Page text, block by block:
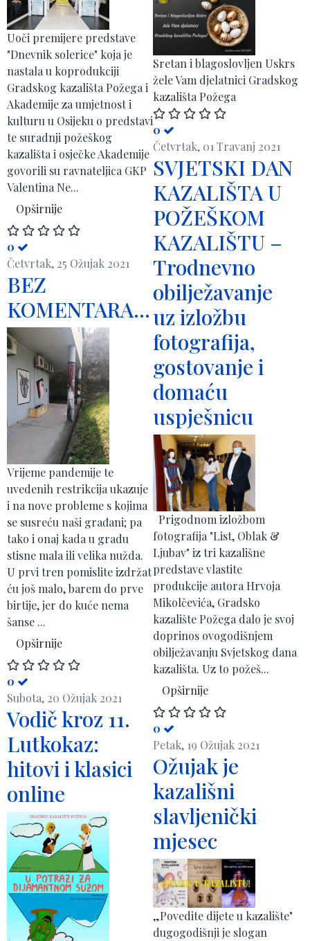
Uoči premijere predstave
"Dnevnik solerice" koja je
nastala u koprodukciji
Gradskog kazališta Požega i
Akademije za umjetnost i
kulturu u Osijeku o predstavi
te suradnji požeškog
kazališta i osječke Akademije
govorili su ravnateljica GKP
Valentina Ne...
Opširnije
0
Sretan i blagoslovljen Uskrs
žele Vam djelatnici Gradskog
kazališta Požega
0
Četvrtak, 01 Travanj 2021
SVJETSKI DAN
KAZALIŠTA U
POŽEŠKOM
KAZALIŠTU –
Trodnevno
obilježavanje
uz izložbu
fotografija,
gostovanje i
domaću
uspješnicu
Prigodnom izložbom
fotografija "List, Oblak &
Ljubav" iz tri kazališne
predstave vlastite
produkcije autora Hrvoja
Mikolčevića, Gradsko
kazalište Požega dalo je svoj
doprinos ovogodišnjem
obilježavanju Svjetskog dana
kazališta. Uz to požeš...
Opširnije
0
Četvrtak, 25 Ožujak 2021
BEZ
KOMENTARA...
Vrijeme pandemije te
uvedenih restrikcija ukazuje
i na nove probleme s kojima
se susreću naši građani; pa
tako i onaj kada u gradu
stisne mala ili velika nužda.
U prvi tren pomislite izdržat
ću još malo, barem do prve
birtije, jer do kuće nema
šanse ...
Opširnije
0
Subota, 20 Ožujak 2021
Vodič kroz 11.
Lutkokaz:
hitovi i klasici
online
Petak, 19 Ožujak 2021
Ožujak je
kazališni
slavljenički
mjesec
„Povedite dijete u kazalište"
dugogodišnji je slogan